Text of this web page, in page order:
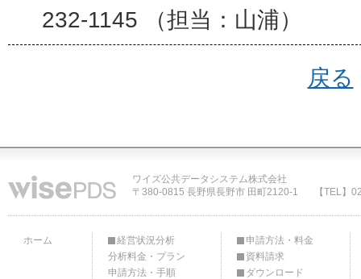
232-1145 （担当：山浦）
戻る
ワイズ公共データシステム株式会社
〒380-0815 長野県長野市 田町2120-1
【TEL】
ホーム
経営状況分析
分析料金・プラン
申請方法・手順
申請方法・料金
資料請求
ダウンロード